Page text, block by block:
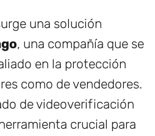
una solución
, una compañía que se
en la protección
como de vendedores.
de videoverificación
crucial para